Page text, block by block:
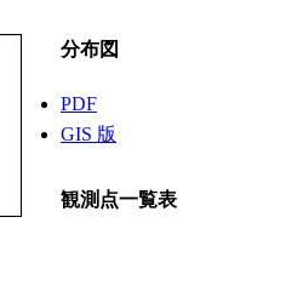
分布図
PDF
GIS 版
観測点一覧表